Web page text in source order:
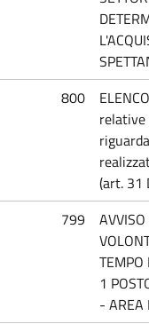
800
relative
(art. 31
799
TEMPO
1
- AREA